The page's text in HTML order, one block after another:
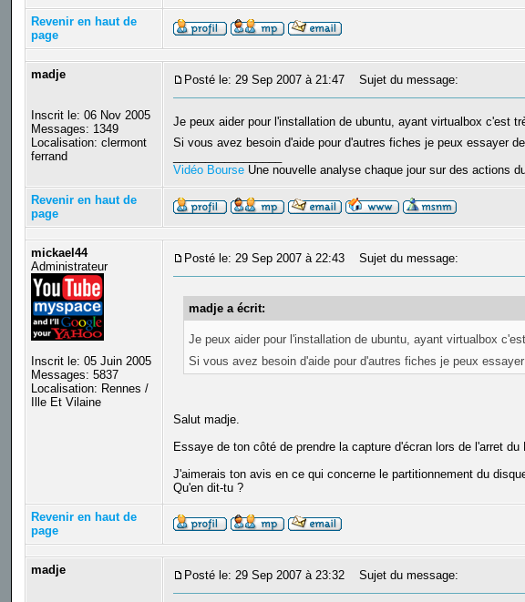
Revenir en haut de
page
madje
Inscrit le: 06 Nov 2005
Messages: 1349
Localisation: clermont
ferrand
Posté le: 29 Sep 2007 à 21:47 Sujet du message:
Je peux aider pour l'installation de ubuntu, ayant virtualbox c'est
Si vous avez besoin d'aide pour d'autres fiches je peux essayer
Vidéo BourseUne nouvelle analyse chaque jour sur des actions
Revenir en haut de
page
mickael44
Administrateur
Inscrit le: 05 Juin 2005
Messages: 5837
Localisation: Rennes /
Ille Et Vilaine
Posté le: 29 Sep 2007 à 22:43 Sujet du message:
madje a écrit:
Je peux aider pour l'installation de ubuntu, ayant virtualbox
Si vous avez besoin d'aide pour d'autres fiches je peux
Salut madje.
Essaye de ton côté de prendre la capture d'écran lors de l'arret
J'aimerais ton avis en ce qui concerne le partitionnement du
Qu'en dit-tu ?
Revenir en haut de
page
madje Posté le: 29 Sep 2007 à 23:32 Sujet du message: